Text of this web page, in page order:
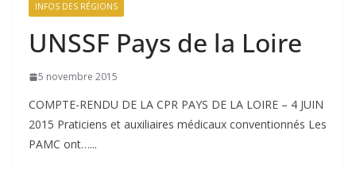
INFOS DES RÉGIONS
UNSSF Pays de la Loire
5 novembre 2015
COMPTE-RENDU DE LA CPR PAYS DE LA LOIRE – 4 JUIN
2015 Praticiens et auxiliaires médicaux conventionnés Les
PAMC ont…...